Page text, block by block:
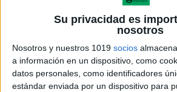
Su privacidad es
nosotros
Nosotros y nuestros 1019 socios
a información en un dispositivo, como
datos personales, como identificadores
estándar enviada por un dispositivo para